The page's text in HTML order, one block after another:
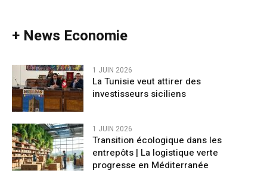
+ News Economie
1 JUIN 2026
La Tunisie veut attirer des
investisseurs siciliens
1 JUIN 2026
Transition écologique dans les
entrepôts | La logistique verte
progresse en Méditerranée